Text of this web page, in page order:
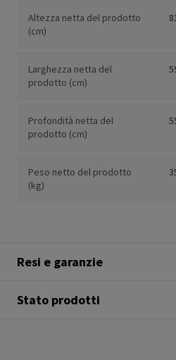
Altezza netta del prodotto
(cm)
Larghezza netta del
prodotto (cm)
Profondità netta del
prodotto (cm)
Peso netto del prodotto
(kg)
Resi e garanzie
Stato prodotti